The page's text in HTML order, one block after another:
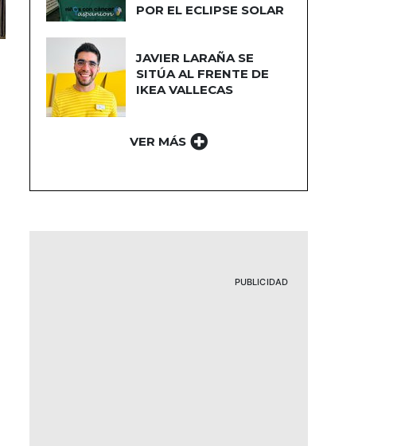
POR EL ECLIPSE SOLAR
JAVIER LARAÑA SE
SITÚA AL FRENTE DE
IKEA VALLECAS
VER MÁS
PUBLICIDAD